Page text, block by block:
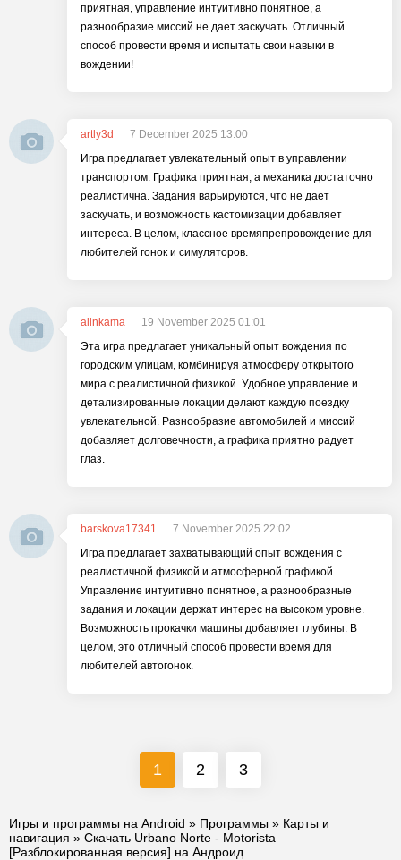
приятная, управление интуитивно понятное, а
разнообразие миссий не дает заскучать. Отличный
способ провести время и испытать свои навыки в
вождении!
artly3d
7 December 2025 13:00
Игра предлагает увлекательный опыт в управлении
транспортом. Графика приятная, а механика достаточно
реалистична. Задания варьируются, что не дает
заскучать, и возможность кастомизации добавляет
интереса. В целом, классное времяпрепровождение для
любителей гонок и симуляторов.
alinkama
19 November 2025 01:01
Эта игра предлагает уникальный опыт вождения по
городским улицам, комбинируя атмосферу открытого
мира с реалистичной физикой. Удобное управление и
детализированные локации делают каждую поездку
увлекательной. Разнообразие автомобилей и миссий
добавляет долговечности, а графика приятно радует
глаз.
barskova17341
7 November 2025 22:02
Игра предлагает захватывающий опыт вождения с
реалистичной физикой и атмосферной графикой.
Управление интуитивно понятное, а разнообразные
задания и локации держат интерес на высоком уровне.
Возможность прокачки машины добавляет глубины. В
целом, это отличный способ провести время для
любителей автогонок.
1 2 3
Игры и программы на Android » Программы » Карты и
навигация » Скачать Urbano Norte - Motorista
[Разблокированная версия] на Андроид